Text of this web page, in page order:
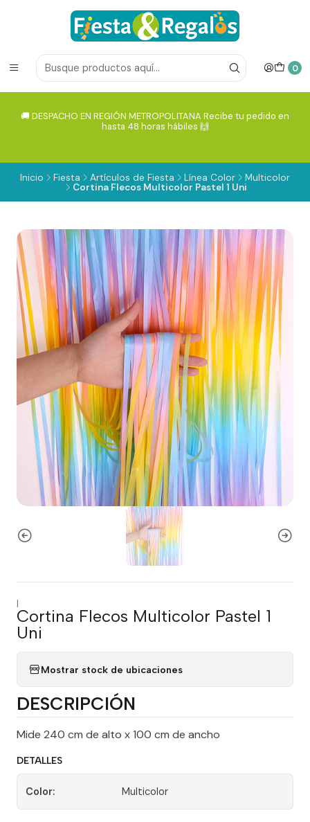
0
🚚 DESPACHO EN REGIÓN METROPOLITANA Recibe tu pedido en
hasta 48 horas hábiles 🙌
Inicio Fiesta Artículos de Fiesta Línea Color
Multicolor
Cortina Flecos Multicolor Pastel 1 Uni
|
Cortina Flecos Multicolor Pastel 1
Uni
Mostrar stock de ubicaciones
DESCRIPCIÓN
Mide 240 cm de alto x 100 cm de ancho
DETALLES
Color: Multicolor